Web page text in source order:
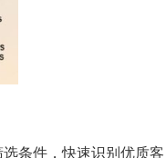
条件，快速识别优质